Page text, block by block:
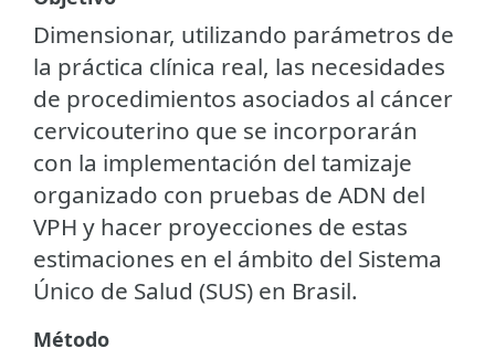
Dimensionar, utilizando parámetros de
la práctica clínica real, las necesidades
de procedimientos asociados al cáncer
cervicouterino que se incorporarán
con la implementación del tamizaje
organizado con pruebas de ADN del
VPH y hacer proyecciones de estas
estimaciones en el ámbito del Sistema
Único de Salud (SUS) en Brasil.
Método